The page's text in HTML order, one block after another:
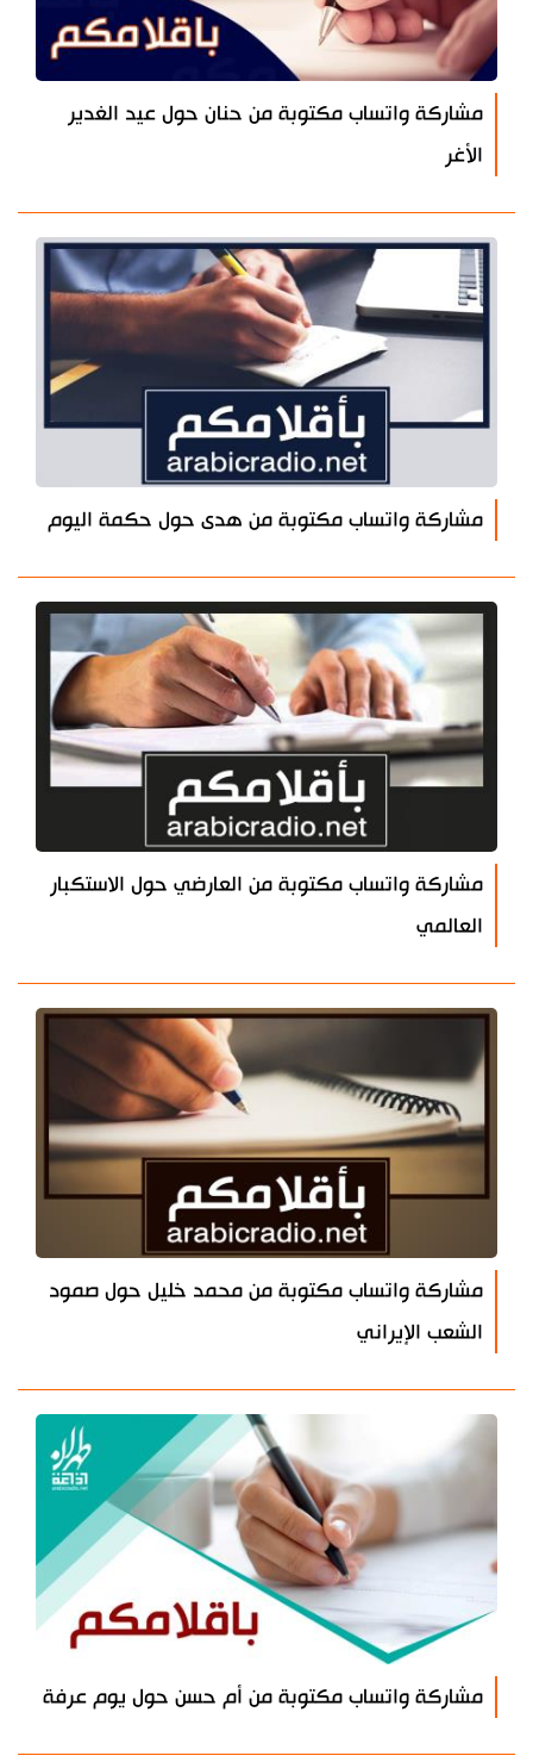
مشاركة واتساب مكتوبة من حنان حول عيد الغدير
الأغر
مشاركة واتساب مكتوبة من هدى حول حكمة اليوم
مشاركة واتساب مكتوبة من العارضي حول الاستكبار
العالمي
مشاركة واتساب مكتوبة من محمد خليل حول صمود
الشعب الإيراني
مشاركة واتساب مكتوبة من أم حسن حول يوم عرفة